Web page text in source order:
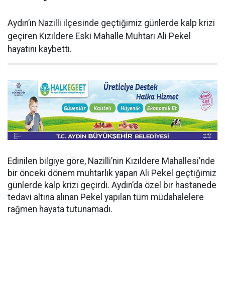
Aydın’ın Nazilli ilçesinde geçtiğimiz günlerde kalp krizi
geçiren Kızıldere Eski Mahalle Muhtarı Ali Pekel
hayatını kaybetti.
Edinilen bilgiye göre, Nazilli’nin Kızıldere Mahallesi’nde
bir önceki dönem muhtarlık yapan Ali Pekel geçtiğimiz
günlerde kalp krizi geçirdi. Aydın’da özel bir hastanede
tedavi altına alınan Pekel yapılan tüm müdahalelere
rağmen hayata tutunamadı.